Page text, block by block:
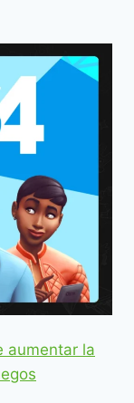
aumentar la